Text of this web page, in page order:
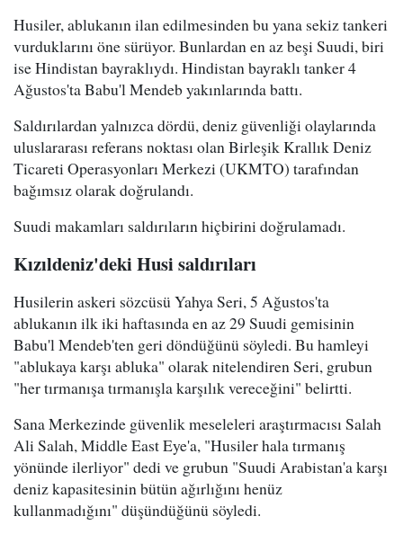
Husiler, ablukanın ilan edilmesinden bu yana sekiz tankeri
vurduklarını öne sürüyor. Bunlardan en az beşi Suudi, biri
ise Hindistan bayraklıydı. Hindistan bayraklı tanker 4
Ağustos'ta Babu'l Mendeb yakınlarında battı.
Saldırılardan yalnızca dördü, deniz güvenliği olaylarında
uluslararası referans noktası olan Birleşik Krallık Deniz
Ticareti Operasyonları Merkezi (UKMTO) tarafından
bağımsız olarak doğrulandı.
Suudi makamları saldırıların hiçbirini doğrulamadı.
Kızıldeniz'deki Husi saldırıları
Husilerin askeri sözcüsü Yahya Seri, 5 Ağustos'ta
ablukanın ilk iki haftasında en az 29 Suudi gemisinin
Babu'l Mendeb'ten geri döndüğünü söyledi. Bu hamleyi
"ablukaya karşı abluka" olarak nitelendiren Seri, grubun
"her tırmanışa tırmanışla karşılık vereceğini" belirtti.
Sana Merkezinde güvenlik meseleleri araştırmacısı Salah
Ali Salah, Middle East Eye'a, "Husiler hala tırmanış
yönünde ilerliyor" dedi ve grubun "Suudi Arabistan'a karşı
deniz kapasitesinin bütün ağırlığını henüz
kullanmadığını" düşündüğünü söyledi.